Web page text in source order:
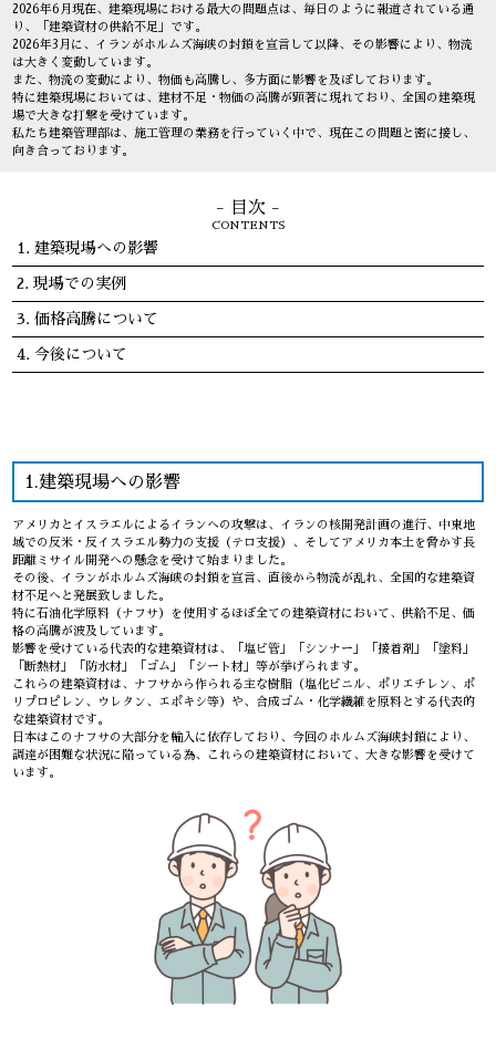
2026年6月現在、建築現場における最大の問題点は、毎日のように報道されている通
り、「建築資材の供給不足」です。
2026年3月に、イランがホルムズ海峡の封鎖を宣言して以降、その影響により、物流
は大きく変動しています。
また、物流の変動により、物価も高騰し、多方面に影響を及ぼしております。
特に建築現場においては、建材不足・物価の高騰が顕著に現れており、全国の建築現
場で大きな打撃を受けています。
私たち建築管理部は、施工管理の業務を行っていく中で、現在この問題と密に接し、
向き合っております。
- 目次 -
CONTENTS
建築現場への影響
現場での実例
価格高騰について
今後について
1.建築現場への影響
アメリカとイスラエルによるイランへの攻撃は、イランの核開発計画の進行、中東地
域での反米・反イスラエル勢力の支援（テロ支援）、そしてアメリカ本土を脅かす長
距離ミサイル開発への懸念を受けて始まりました。
その後、イランがホルムズ海峡の封鎖を宣言、直後から物流が乱れ、全国的な建築資
材不足へと発展致しました。
特に石油化学原料（ナフサ）を使用するほぼ全ての建築資材において、供給不足、価
格の高騰が波及しています。
影響を受けている代表的な建築資材は、「塩ビ管」「シンナー」「接着剤」「塗料」
「断熱材」「防水材」「ゴム」「シート材」等が挙げられます。
これらの建築資材は、ナフサから作られる主な樹脂（塩化ビニル、ポリエチレン、ポ
リプロピレン、ウレタン、エポキシ等）や、合成ゴム・化学繊維を原料とする代表的
な建築資材です。
日本はこのナフサの大部分を輸入に依存しており、今回のホルムズ海峡封鎖により、
調達が困難な状況に陥っている為、これらの建築資材において、大きな影響を受けて
います。